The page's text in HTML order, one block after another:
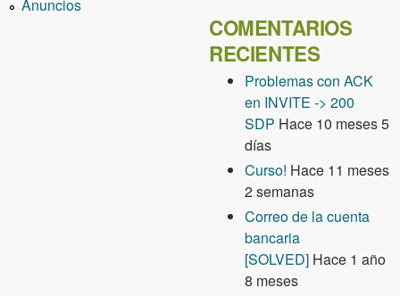
Anuncios
COMENTARIOS
RECIENTES
Problemas con ACK
en INVITE -> 200
SDP Hace 10 meses 5
días
Curso! Hace 11 meses
2 semanas
Correo de la cuenta
bancaria
[SOLVED] Hace 1 año
8 meses